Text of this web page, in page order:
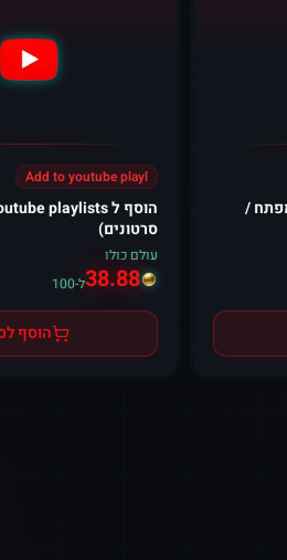
/
Add to youtube playl
סרטונים)
עולם כולו
38.88ל-100
הוסף